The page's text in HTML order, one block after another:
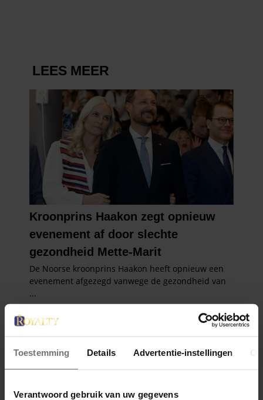
Toestemming Details Advertentie-instellingen
Verantwoord gebruik van uw gegevens